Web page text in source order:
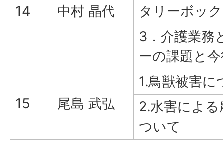
14 中村 晶代
タリーボッ
3．介護業務
ーの課題と
15 尾島 武弘
1.鳥獣被害に
2.水害によ
ついて